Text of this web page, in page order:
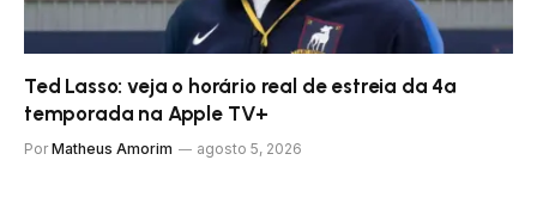
Ted Lasso: veja o horário real de estreia da 4ª
temporada na Apple TV+
Por Matheus Amorim agosto 5, 2026